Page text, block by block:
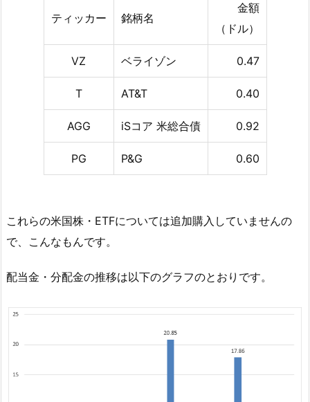
ティッカー 銘柄名
金額
（ドル）
VZ ベライゾン 0.47
T AT&T 0.40
AGG iSコア 米総合債 0.92
PG P&G 0.60
これらの米国株・ETFについては追加購入していませんの
で、こんなもんです。
配当金・分配金の推移は以下のグラフのとおりです。